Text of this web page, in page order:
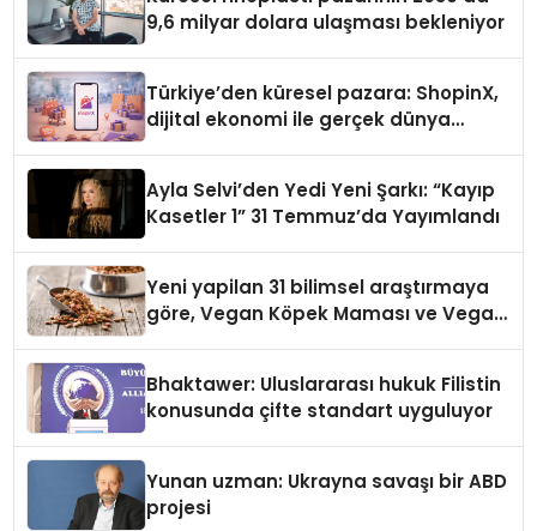
9,6 milyar dolara ulaşması bekleniyor
Türkiye’den küresel pazara: ShopinX,
dijital ekonomi ile gerçek dünya
Ayla Selvi’den Yedi Yeni Şarkı: “Kayıp
Kasetler 1” 31 Temmuz’da Yayımlandı
Yeni yapilan 31 bilimsel araştırmaya
göre, Vegan Köpek Maması ve Vegan
Bhaktawer: Uluslararası hukuk Filistin
konusunda çifte standart uyguluyor
Yunan uzman: Ukrayna savaşı bir ABD
projesi